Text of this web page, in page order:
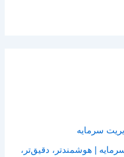
سرمایه | هوشمندتر، دقیق‌تر،